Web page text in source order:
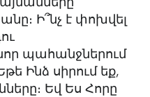
Ի՞նչ է փոխվել
պահանջներում
Ինձ սիրում եք,
Եվ Ես Հորը